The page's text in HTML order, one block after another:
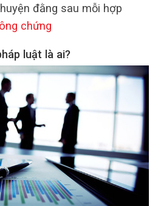
đằng sau mỗi hợp
chứng
luật là ai?